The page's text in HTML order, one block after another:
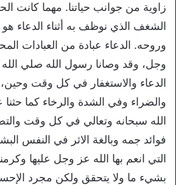
زاوية من جوانب حياتنا. مهما كانت
الشغف الذي نوظف به أثناء الدعاء
وروحه. الدعاء عبادة من العبادات
وجل، وقد وصانا رسول الله صلي
الدعاء والاستغفار في كل وقت
والضراء وفي الشدة والرخاء كما
الله سبحانه وتعالي في كل وقت
فوائد جمه وبالغة الاثر في النفس
التي انعم بها الله عز وجل عليها
بشيء ما ولا يتحقق ولكن مجرد